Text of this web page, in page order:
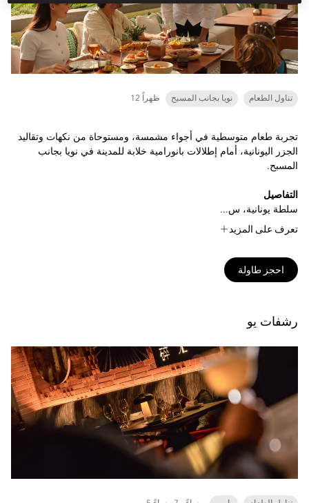
تناول الطعام نويا بجانب المسبح 12 ظهراً
تجربة طعام متوسطية في أجواء مشمسة، ومستوحاة من نكهات وتقاليد
الجزر اليونانية، أمام إطلالات بانورامية خلابة للمدينة في نويا بجانب
المسبح.
التفاصيل
سلطة يونانية، س...
تعرف على المزيد
احجز طاولة
رشفات يو